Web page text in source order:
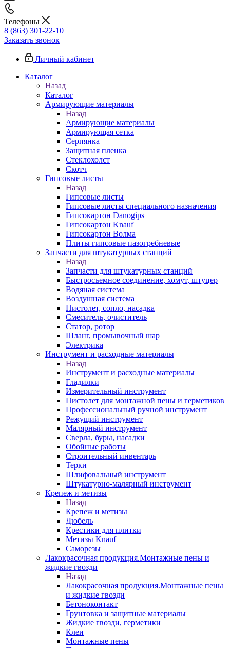
Телефоны
8 (863) 301-22-10
Заказать звонок
Личный кабинет
Каталог
Назад
Каталог
Армирующие материалы
Назад
Армирующие материалы
Армирующая сетка
Серпянка
Защитная пленка
Стеклохолст
Скотч
Гипсовые листы
Назад
Гипсовые листы
Гипсовые листы специального назначения
Гипсокартон Danogips
Гипсокартон Knauf
Гипсокартон Волма
Плиты гипсовые пазогребневые
Запчасти для штукатурных станций
Назад
Запчасти для штукатурных станций
Быстросъемное соединение, хомут, штуцер
Водяная система
Воздушная система
Пистолет, сопло, насадка
Смеситель, очиститель
Статор, ротор
Шланг, промывочный шар
Электрика
Инструмент и расходные материалы
Назад
Инструмент и расходные материалы
Гладилки
Измерительный инструмент
Пистолет для монтажной пены и герметиков
Профессиональный ручной инструмент
Режущий инструмент
Малярный инструмент
Сверла, буры, насадки
Обойные работы
Строительный инвентарь
Терки
Шлифовальный инструмент
Штукатурно-малярный инструмент
Крепеж и метизы
Назад
Крепеж и метизы
Дюбель
Крестики для плитки
Метизы Knauf
Саморезы
Лакокрасочная продукция.Монтажные пены и
жидкие гвозди
Назад
Лакокрасочная продукция.Монтажные пены
и жидкие гвозди
Бетоноконтакт
Грунтовка и защитные материалы
Жидкие гвозди, герметики
Клеи
Монтажные пены